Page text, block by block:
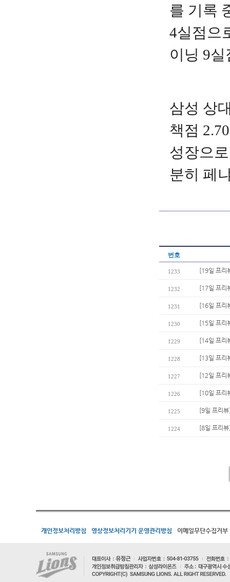
를 기록
4실점으
이닝 9
삼성 상
책점
성장으
분히 페
번호
1233 [19일 프리
1232 [17일 프리
1231 [16일 프리
1230 [15일 프리
1229 [14일 프리
1228 [13일 프리
1227 [12일 프리
1226 [10일 프리
1225 [9일 프리
1224 [8일 프리
개인정보처리방침 영상정보처리기기 운영관리방침 이메일무단수집거부